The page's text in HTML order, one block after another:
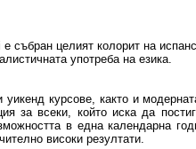
събран целият колорит на
употреба на езика.
курсове, както и
за всеки, който иска да
в една календарна
високи резултати.